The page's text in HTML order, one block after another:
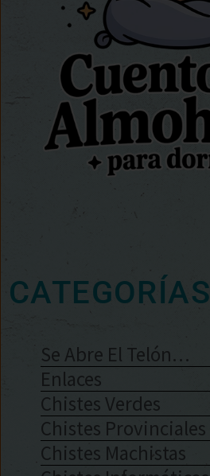
CATEGORÍAS
Se Abre El Telón…
Enlaces
Chistes Verdes
Chistes Provinciales
Chistes Machistas